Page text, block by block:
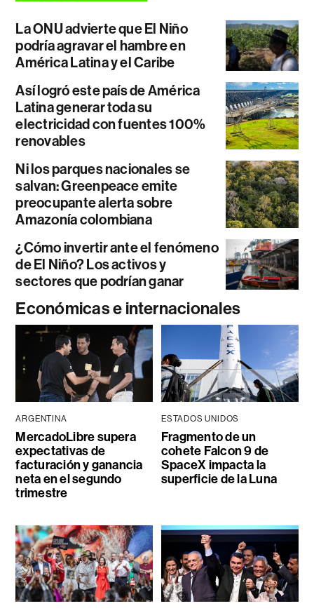
La ONU advierte que El Niño
podría agravar el hambre en
América Latina y el Caribe
Así logró este país de América
Latina generar toda su
electricidad con fuentes 100%
renovables
Ni los parques nacionales se
salvan: Greenpeace emite
preocupante alerta sobre
Amazonía colombiana
¿Cómo invertir ante el fenómeno
de El Niño? Los activos y
sectores que podrían ganar
Económicas e internacionales
ARGENTINA
MercadoLibre supera
expectativas de
facturación y ganancia
neta en el segundo
trimestre
ESTADOS UNIDOS
Fragmento de un
cohete Falcon 9 de
SpaceX impacta la
superficie de la Luna